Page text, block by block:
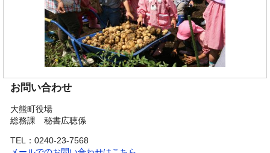
お問い合わせ
大熊町役場
総務課 秘書広聴係
TEL：0240-23-7568